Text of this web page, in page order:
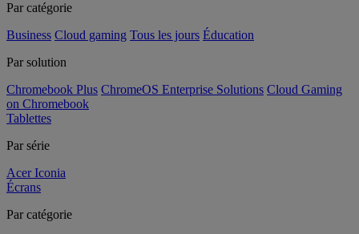
Par catégorie
Business Cloud gaming Tous les jours Éducation
Par solution
Chromebook Plus ChromeOS Enterprise Solutions Cloud Gaming
on Chromebook
Tablettes
Par série
Acer Iconia
Écrans
Par catégorie